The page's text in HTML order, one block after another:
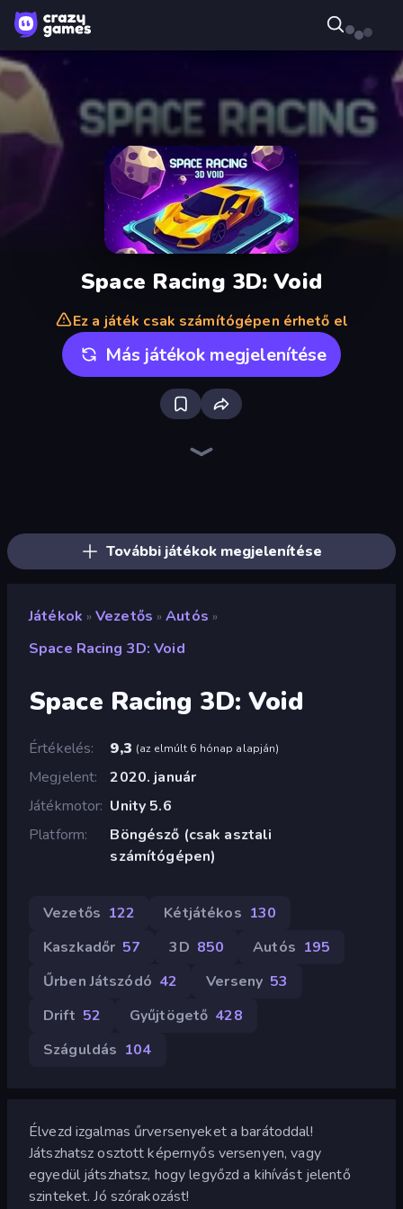
Space Racing 3D: Void
Ez a játék csak számítógépen érhető el
Más játékok megjelenítése
További játékok megjelenítése
Játékok » Vezetős » Autós »
Space Racing 3D: Void
Space Racing 3D: Void
Értékelés 9,3 (az elmúlt 6 hónap alapján)
Megjelent
2020. január
Játékmotor Unity 5.6
Platform
Böngésző (csak asztali
számítógépen)
Vezetős 122 Kétjátékos 130
Kaszkadőr 57 3D 850 Autós 195
Űrben Játszódó 42 Verseny 53
Drift 52 Gyűjtögető 428
Száguldás 104
Élvezd izgalmas űrversenyeket a barátoddal!
Játszhatsz osztott képernyős versenyen, vagy
egyedül játszhatsz, hogy legyőzd a kihívást jelentő
szinteket. Jó szórakozást!